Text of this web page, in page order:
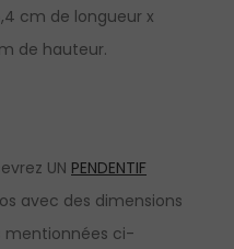
cm de longueur x
de hauteur.
UN PENDENTIF
avec des dimensions
mentionnées ci-